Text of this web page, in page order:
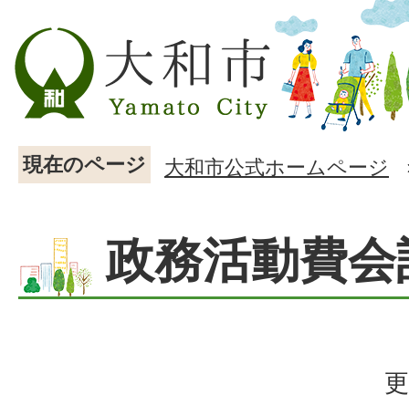
現在のページ 大和市公式ホームページ
政務活動費